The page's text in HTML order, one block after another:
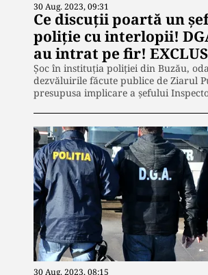
30 Aug. 2023, 09:31
Ce discuții poartă un
poliție cu interlopii!
au intrat pe fir!
Șoc în instituția poliției din Buzău,
dezvăluirile făcute publice de Ziarul
presupusa implicare a șefului
30 Aug. 2023, 08:15